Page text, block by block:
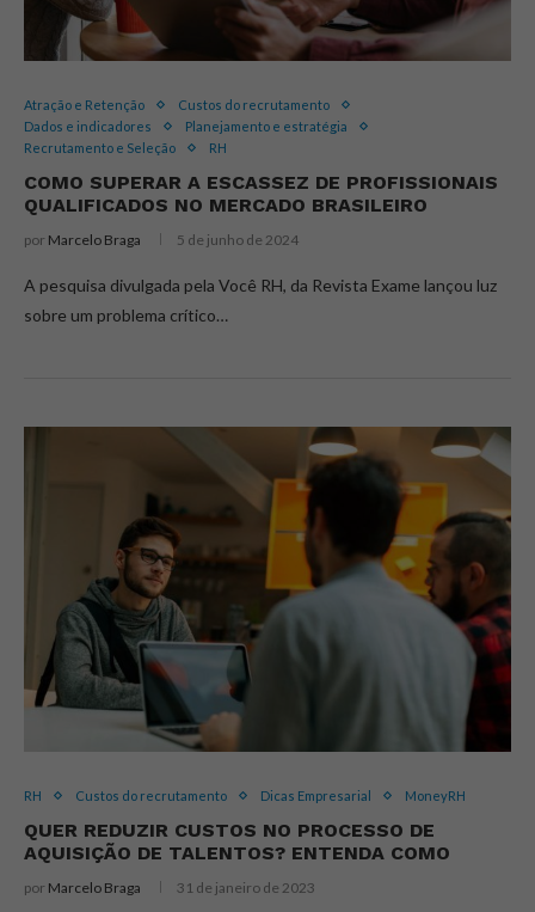
Atração e Retenção
Custos do recrutamento
Dados e indicadores
Planejamento e estratégia
Recrutamento e Seleção
RH
COMO SUPERAR A ESCASSEZ DE PROFISSIONAIS
QUALIFICADOS NO MERCADO BRASILEIRO
por Marcelo Braga 5 de junho de 2024
A pesquisa divulgada pela Você RH, da Revista Exame lançou luz
sobre um problema crítico…
RH Custos do recrutamento Dicas Empresarial MoneyRH
QUER REDUZIR CUSTOS NO PROCESSO DE
AQUISIÇÃO DE TALENTOS? ENTENDA COMO
por Marcelo Braga 31 de janeiro de 2023